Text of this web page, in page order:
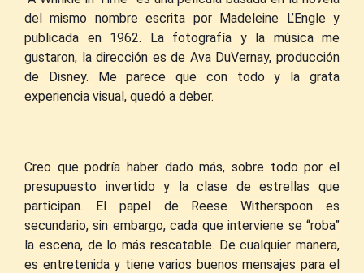
del mismo nombre escrita por Madeleine L’Engle y
publicada en 1962. La fotografía y la música me
gustaron, la dirección es de Ava DuVernay, producción
de Disney. Me parece que con todo y la grata
experiencia visual, quedó a deber.
Creo que podría haber dado más, sobre todo por el
presupuesto invertido y la clase de estrellas que
participan. El papel de Reese Witherspoon es
secundario, sin embargo, cada que interviene se “roba”
la escena, de lo más rescatable. De cualquier manera,
es entretenida y tiene varios buenos mensajes para el